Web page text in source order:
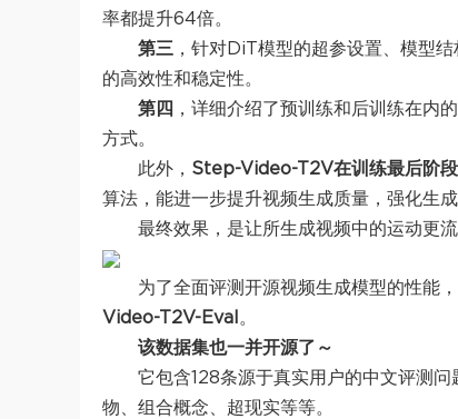
率都提升64倍。
第三 ，针对DiT模型的超参设置、模型
的高效性和稳定性。
第四 ，详细介绍了预训练和后训练在内
方式。
此外， Step-Video-T2V在训练最后阶
算法，能进一步提升视频生成质量，强化生
最终效果，是让所生成视频中的运动更
为了全面评测开源视频生成模型的性能
Video-T2V-Eval 。
该数据集也一并开源了～
它包含128条源于真实用户的中文评测
物、组合概念、超现实等等。